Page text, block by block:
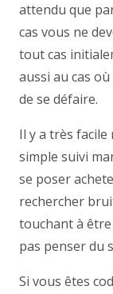
attendu que
cas vous ne
tout cas
aussi au cas
de se défaire.
Il y a très
simple suivi
se poser
rechercher
touchant à
pas penser du
Si vous êtes